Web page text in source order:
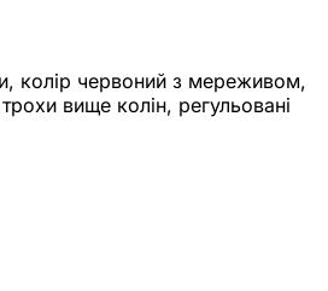
колір червоний з мереживом,
вище колін, регульовані